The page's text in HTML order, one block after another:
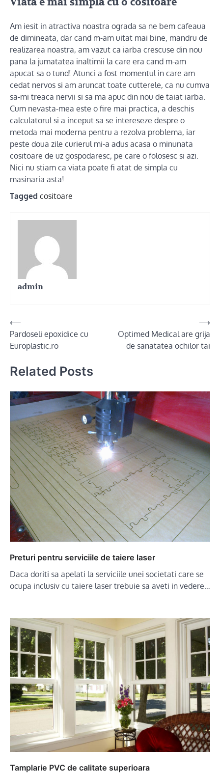
Am iesit in atractiva noastra ograda sa ne bem cafeaua
de dimineata, dar cand m-am uitat mai bine, mandru de
realizarea noastra, am vazut ca iarba crescuse din nou
pana la jumatatea inaltimii la care era cand m-am
apucat sa o tund! Atunci a fost momentul in care am
cedat nervos si am aruncat toate cutterele, ca nu cumva
sa-mi treaca nervii si sa ma apuc din nou de taiat iarba.
Cum nevasta-mea este o fire mai practica, a deschis
calculatorul si a inceput sa se intereseze despre o
metoda mai moderna pentru a rezolva problema, iar
peste doua zile curierul mi-a adus acasa o minunata
cositoare de uz gospodaresc, pe care o folosesc si azi.
Nici nu stiam ca viata poate fi atat de simpla cu
masinaria asta!
Tagged cositoare
admin
Post
navigation
⟵
Pardoseli epoxidice cu
Europlastic.ro
Optimed Medical are grija
de sanatatea ochilor tai
⟶
Related Posts
Preturi pentru serviciile de taiere laser
Daca doriti sa apelati la serviciile unei societati care se
ocupa inclusiv cu taiere laser trebuie sa aveti in vedere…
Tamplarie PVC de calitate superioara